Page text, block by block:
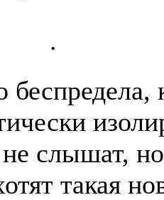
.
не слышат,
такая